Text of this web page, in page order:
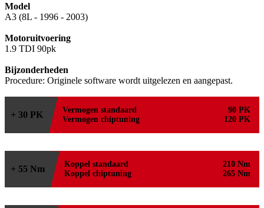
Model
A3 (8L - 1996 - 2003)
Motoruitvoering
1.9 TDI 90pk
Bijzonderheden
Procedure: Originele software wordt uitgelezen en aangepast.
+ 30 PK Vermogen standaard
90 PK
Vermogen chiptuning
120 PK
+ 55 Nm Koppel standaard
210 Nm
Koppel chiptuning
265 Nm